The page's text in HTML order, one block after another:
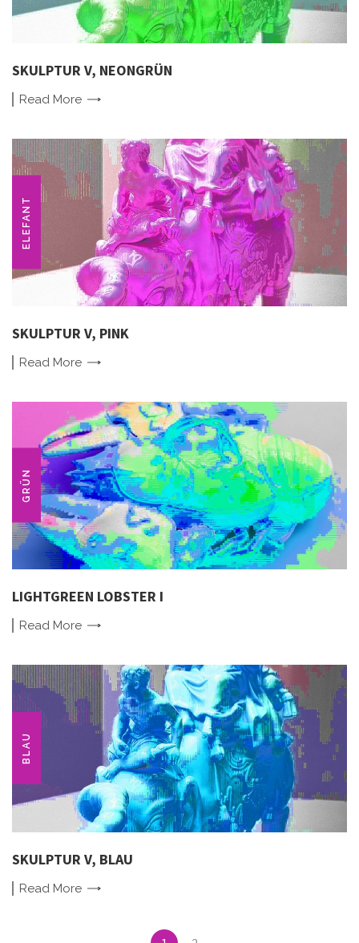
SKULPTUR V, NEONGRÜN
Read More
ELEFANT
SKULPTUR V, PINK
Read More
GRÜN
LIGHTGREEN LOBSTER I
Read More
BLAU
SKULPTUR V, BLAU
Read More